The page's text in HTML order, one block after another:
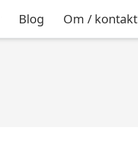
Blog Om / kontakt